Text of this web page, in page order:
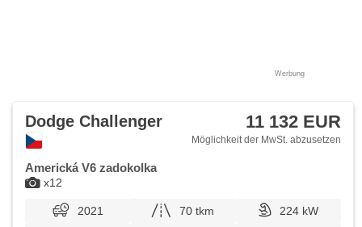
Werbung
x12
Dodge Challenger 11 132 EUR
Möglichkeit der MwSt. abzusetzen
Americká V6 zadokolka
2021 70 tkm
224 kW